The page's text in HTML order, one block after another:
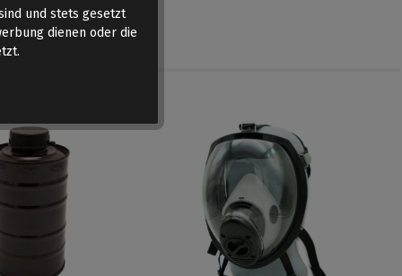
und stets gesetzt
dienen oder die